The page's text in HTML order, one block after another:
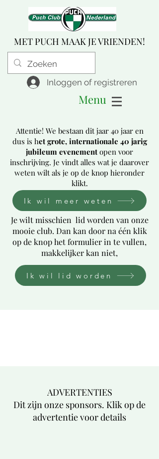
MET PUCH MAAK JE VRIENDEN!
Attentie! We bestaan dit jaar 40 jaar en
dus is het grote, internationale 40 jarig
jubileum evenementopen voor
inschrijving. Je vindt alles wat je daarover
weten wilt als je op de knop hieronder
klikt.
Ik wil meer weten
Inloggen of registreren
Je wilt misschien lid worden van onze
mooie club. Dan kan door na één klik
op de knop het formulier in te vullen,
makkelijker kan niet,
Ik wil lid worden
Menu
ADVERTENTIES
Dit zijn onze sponsors. Klik op de
advertentie voor details